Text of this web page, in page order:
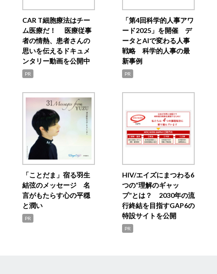
CAR T細胞療法はチー
ム医療だ！ 医療従事
者の情熱、患者さんの
思いを伝えるドキュメ
ンタリー動画を公開中
PR
「第4回科学的人事アワ
ード2025」を開催 デ
ータとAIで変わる人事
戦略 科学的人事の最
新事例
PR
「ことだま」宿る羽生
結弦のメッセージ 名
言がもたらす心の平穏
と潤い
PR
HIV/エイズにまつわる6
つの“理解のギャッ
プ”とは？ 2030年の流
行終結を目指すGAP6の
特設サイトを公開
PR